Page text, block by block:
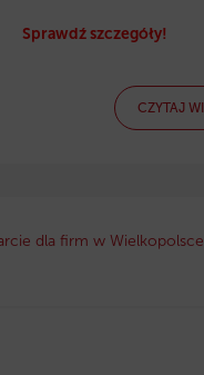
Sprawdź szczegóły!
CZYTAJ
dla firm w